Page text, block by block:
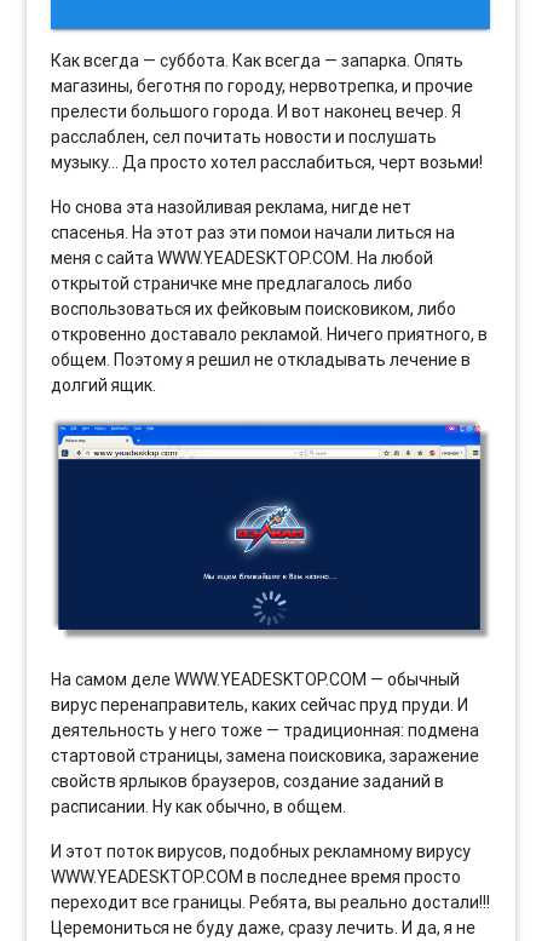
Как всегда — суббота. Как всегда — запарка. Опять
магазины, беготня по городу, нервотрепка, и прочие
прелести большого города. И вот наконец вечер. Я
расслаблен, сел почитать новости и послушать
музыку… Да просто хотел расслабиться, черт возьми!
Но снова эта назойливая реклама, нигде нет
спасенья. На этот раз эти помои начали литься на
меня с сайта WWW.YEADESKTOP.COM. На любой
открытой страничке мне предлагалось либо
воспользоваться их фейковым поисковиком, либо
откровенно доставало рекламой. Ничего приятного, в
общем. Поэтому я решил не откладывать лечение в
долгий ящик.
На самом деле WWW.YEADESKTOP.COM — обычный
вирус перенаправитель, каких сейчас пруд пруди. И
деятельность у него тоже — традиционная: подмена
стартовой страницы, замена поисковика, заражение
свойств ярлыков браузеров, создание заданий в
расписании. Ну как обычно, в общем.
И этот поток вирусов, подобных рекламному вирусу
WWW.YEADESKTOP.COM в последнее время просто
переходит все границы. Ребята, вы реально достали!!!
Церемониться не буду даже, сразу лечить. И да, я не